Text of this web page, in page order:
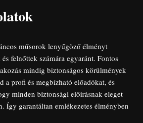
műsorok lenyűgöző élményt
felnőttek számára egyaránt. Fontos
mindig biztonságos körülmények
a profi és megbízható előadókat, és
minden biztonsági előírásnak eleget
Így garantáltan emlékezetes élményben